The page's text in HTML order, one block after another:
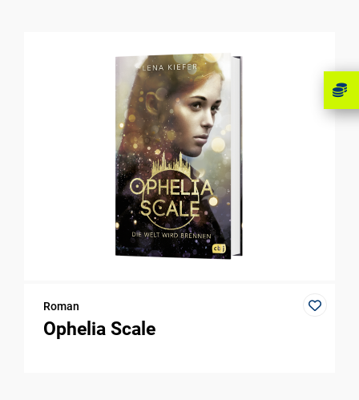
Roman
Ophelia Scale